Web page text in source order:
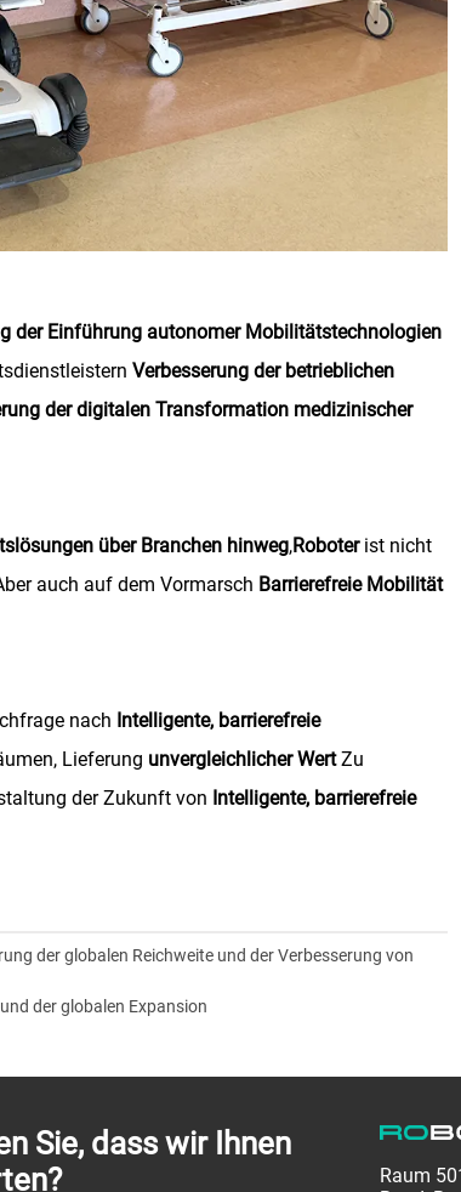
der Einführung autonomer Mobilitätstechnologien
Verbesserung der betrieblichen
der digitalen Transformation medizinischer
über Branchen hinweg,Roboterist nicht
auch auf dem Vormarsch Barrierefreie Mobilität
nach Intelligente, barrierefreie
Lieferung unvergleichlicher WertZu
der Zukunft von Intelligente, barrierefreie
der globalen Reichweite und der Verbesserung von
der globalen Expansion
Sie, dass wir Ihnen
Raum